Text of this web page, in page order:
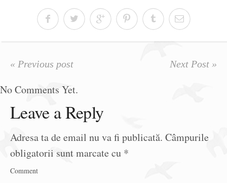
« Previous post Next Post »
No Comments Yet.
Leave a Reply
Adresa ta de email nu va fi publicată. Câmpurile
obligatorii sunt marcate cu *
Comment